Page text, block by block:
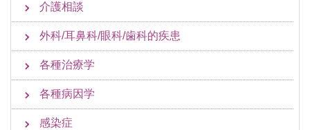
介護相談
外科/耳鼻科/眼科/歯科的疾患
各種治療学
各種病因学
感染症